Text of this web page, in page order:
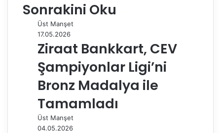
b
o
e
dr
e
r
i
t
s
A
p
p
g
r
a
m
s
t
a
i
l
p
y
l
a
ş
ı
r
Sonrakini Oku
Üst Manşet
17.05.2026
Ziraat Bankkart, CEV
Şampiyonlar Ligi’ni
Bronz Madalya ile
Tamamladı
Üst Manşet
04.05.2026